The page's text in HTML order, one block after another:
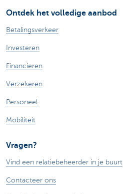
Ontdek het volledige aanbod
Betalingsverkeer
Investeren
Financieren
Verzekeren
Personeel
Mobiliteit
Vragen?
Vind een relatiebeheerder in je buurt
Contacteer ons